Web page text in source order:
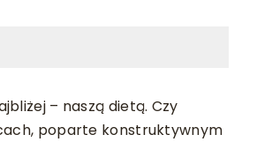
– naszą dietą. Czy
poparte konstruktywnym